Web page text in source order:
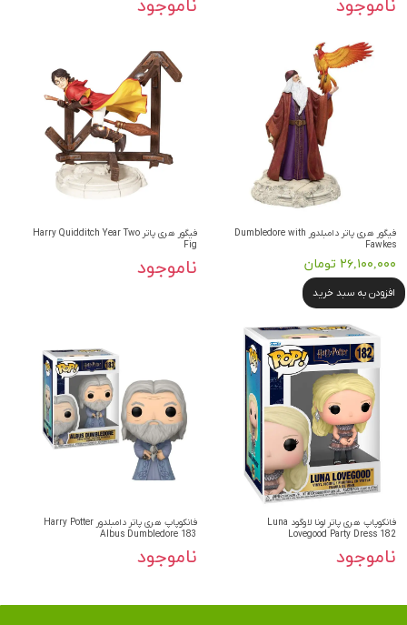
ناموجود ناموجود
فیگور هری پاتر دامبلدور Dumbledore with
Fawkes
۲۶,۱۰۰,۰۰۰ تومان
افزودن به سبد خرید
فیگور هری پاتر Harry Quidditch Year Two
Fig
ناموجود
فانکوپاپ هری پاتر لونا لاوگود Luna
Lovegood Party Dress 182
ناموجود
فانکوپاپ هری پاتر دامبلدور Harry Potter
Albus Dumbledore 183
ناموجود